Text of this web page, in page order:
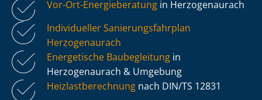
Vor-Ort-Energieberatung in Herzogenaurach
Individueller Sa­nie­rungs­fahr­plan
Herzogenaurach
Energetische Baubegleitung in
Herzogenaurach & Umgebung
Heiz­last­be­rech­nung nach DIN/TS 12831